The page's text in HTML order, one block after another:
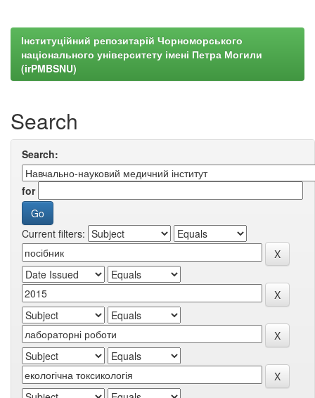
Інституційний репозитарій Чорноморського
національного університету імені Петра Могили
(irPMBSNU)
Search
Search:
for
Current filters: